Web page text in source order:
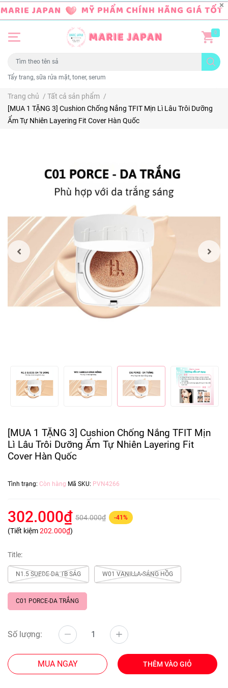
Tẩy trang, sữa rửa mặt, toner, serum
0
Trang chủ / Tất cả sản phẩm /
[MUA 1 TẶNG 3] Cushion Chống Nắng TFIT Mịn Lì Lâu Trôi Dưỡng
Ẩm Tự Nhiên Layering Fit Cover Hàn Quốc
[MUA 1 TẶNG 3] Cushion Chống Nắng TFIT Mịn
Lì Lâu Trôi Dưỡng Ẩm Tự Nhiên Layering Fit
Cover Hàn Quốc
Tình trạng: Còn hàng Mã SKU: PVN4266
302.000₫ 504.000₫ -41%
(Tiết kiệm202.000₫)
Title:
N1.5 SUEDE-DA TB SÁG W01 VANILLA-SÁNG HỒG
C01 PORCE-DA TRẮNG
Số lượng:
MUA NGAY THÊM VÀO GIỎ